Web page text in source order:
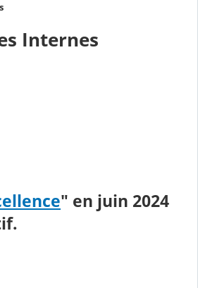
Internes
" en juin 2024